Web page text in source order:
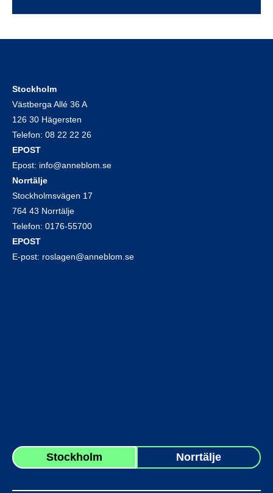
Stockholm
Västberga Allé 36 A
126 30 Hägersten
Telefon: 08 22 22 26
EPOST
Epost: info@anneblom.se
Norrtälje
Stockholmsvägen 17
764 43 Norrtälje
Telefon: 0176-55700
EPOST
E-post: roslagen@anneblom.se
Stockholm Norrtälje